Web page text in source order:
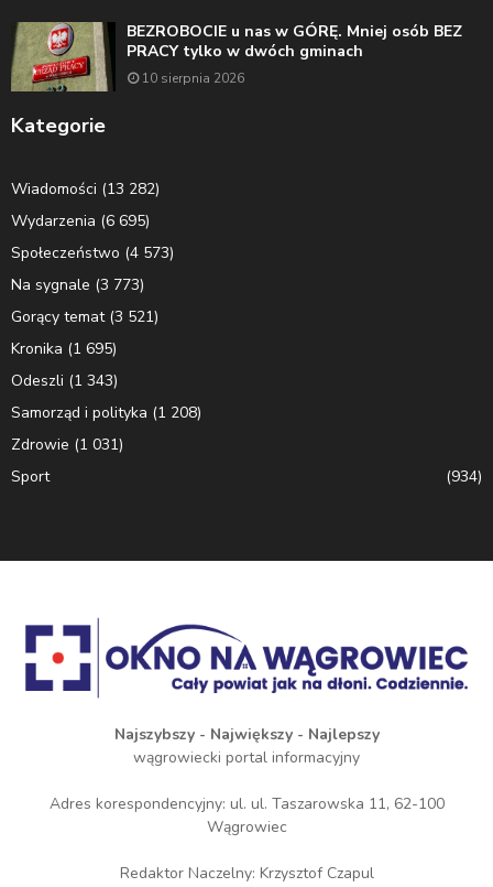
BEZROBOCIE u nas w GÓRĘ. Mniej osób BEZ
PRACY tylko w dwóch gminach
10 sierpnia 2026
Kategorie
Wiadomości (13 282)
Wydarzenia (6 695)
Społeczeństwo (4 573)
Na sygnale (3 773)
Gorący temat(3 521)
Kronika (1 695)
Odeszli (1 343)
Samorząd i polityka (1 208)
Zdrowie (1 031)
Sport
(934)
Najszybszy - Największy - Najlepszy
wągrowiecki portal informacyjny
Adres korespondencyjny: ul. ul. Taszarowska 11, 62-100
Wągrowiec
Redaktor Naczelny: Krzysztof Czapul